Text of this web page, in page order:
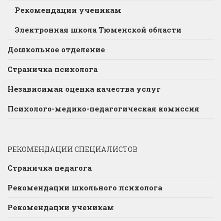
Рекомендации ученикам
Электронная школа Тюменской области
Дошкольное отделение
Страничка психолога
Независимая оценка качества услуг
Психолого-медико-педагогическая комиссия
РЕКОМЕНДАЦИИ СПЕЦИАЛИСТОВ
Страничка педагога
Рекомендации школьного психолога
Рекомендации ученикам